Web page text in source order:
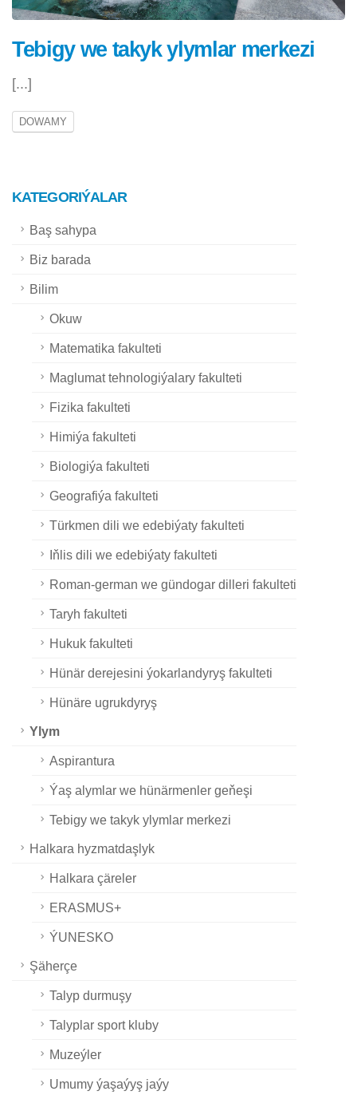
Tebigy we takyk ylymlar merkezi
[...]
DOWAMY
KATEGORIÝALAR
Baş sahypa
Biz barada
Bilim
Okuw
Matematika fakulteti
Maglumat tehnologiýalary fakulteti
Fizika fakulteti
Himiýa fakulteti
Biologiýa fakulteti
Geografiýa fakulteti
Türkmen dili we edebiýaty fakulteti
Iňlis dili we edebiýaty fakulteti
Roman-german we gündogar dilleri fakulteti
Taryh fakulteti
Hukuk fakulteti
Hünär derejesini ýokarlandyryş fakulteti
Hünäre ugrukdyryş
Ylym
Aspirantura
Ýaş alymlar we hünärmenler geňeşi
Tebigy we takyk ylymlar merkezi
Halkara hyzmatdaşlyk
Halkara çäreler
ERASMUS+
ÝUNESKO
Şäherçe
Talyp durmuşy
Talyplar sport kluby
Muzeýler
Umumy ýaşaýyş jaýy